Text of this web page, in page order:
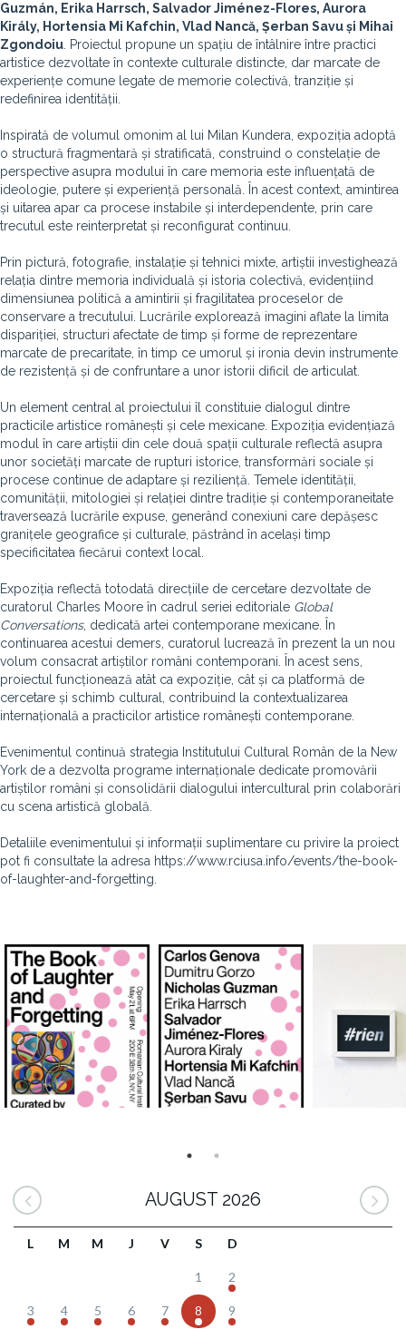
Guzmán, Erika Harrsch, Salvador Jiménez-Flores, Aurora
Király, Hortensia Mi Kafchin, Vlad Nancă, Șerban Savu și Mihai
Zgondoiu . Proiectul propune un spațiu de întâlnire între practici
artistice dezvoltate în contexte culturale distincte, dar marcate de
experiențe comune legate de memorie colectivă, tranziție și
redefinirea identității.
Inspirată de volumul omonim al lui Milan Kundera, expoziția adoptă
o structură fragmentară și stratificată, construind o constelație de
perspective asupra modului în care memoria este influențată de
ideologie, putere și experiență personală. În acest context, amintirea
și uitarea apar ca procese instabile și interdependente, prin care
trecutul este reinterpretat și reconfigurat continuu.
Prin pictură, fotografie, instalație și tehnici mixte, artiștii investighează
relația dintre memoria individuală și istoria colectivă, evidențiind
dimensiunea politică a amintirii și fragilitatea proceselor de
conservare a trecutului. Lucrările explorează imagini aflate la limita
dispariției, structuri afectate de timp și forme de reprezentare
marcate de precaritate, în timp ce umorul și ironia devin instrumente
de rezistență și de confruntare a unor istorii dificil de articulat.
Un element central al proiectului îl constituie dialogul dintre
practicile artistice românești și cele mexicane. Expoziția evidențiază
modul în care artiștii din cele două spații culturale reflectă asupra
unor societăți marcate de rupturi istorice, transformări sociale și
procese continue de adaptare și reziliență. Temele identității,
comunității, mitologiei și relației dintre tradiție și contemporaneitate
traversează lucrările expuse, generând conexiuni care depășesc
granițele geografice și culturale, păstrând în același timp
specificitatea fiecărui context local.
Expoziția reflectă totodată direcțiile de cercetare dezvoltate de
curatorul Charles Moore în cadrul seriei editoriale Global
Conversations, dedicată artei contemporane mexicane. În
continuarea acestui demers, curatorul lucrează în prezent la un nou
volum consacrat artiștilor români contemporani. În acest sens,
proiectul funcționează atât ca expoziție, cât și ca platformă de
cercetare și schimb cultural, contribuind la contextualizarea
internațională a practicilor artistice românești contemporane.
Evenimentul continuă strategia Institutului Cultural Român de la New
York de a dezvolta programe internaționale dedicate promovării
artiștilor români și consolidării dialogului intercultural prin colaborări
cu scena artistică globală.
Detaliile evenimentului și informații suplimentare cu privire la proiect
pot fi consultate la adresa https://www.rciusa.info/events/the-book-
of-laughter-and-forgetting.
AUGUST 2026
L M M J V S D
1 2
3 4 5 6 7 8 9